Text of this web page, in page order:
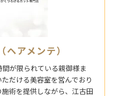
アメンテ）
が限られている親御様ま
だける美容室を営んでおり
術を提供しながら、江古田